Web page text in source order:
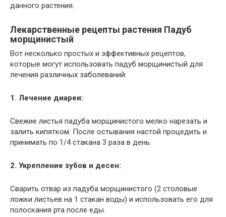
данного растения.
Лекарственные рецепты растения Падуб
морщинистый
Вот несколько простых и эффективных рецептов,
которые могут использовать падуб морщинистый для
лечения различных заболеваний:
1. Лечение диареи:
Свежие листья падуба морщинистого мелко нарезать и
залить кипятком. После остывания настой процедить и
принимать по 1/4 стакана 3 раза в день.
2. Укрепление зубов и десен:
Сварить отвар из падуба морщинистого (2 столовые
ложки листьев на 1 стакан воды) и использовать его для
полоскания рта после еды.